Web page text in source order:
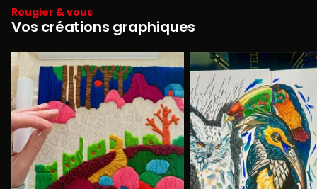
Rougier & vous
Vos créations graphiques